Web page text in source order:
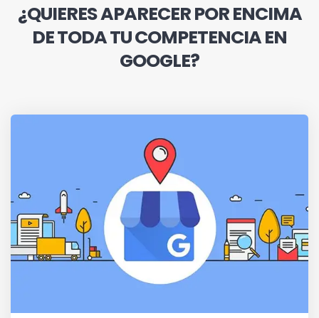
¿QUIERES APARECER POR ENCIMA
DE TODA TU COMPETENCIA EN
GOOGLE?